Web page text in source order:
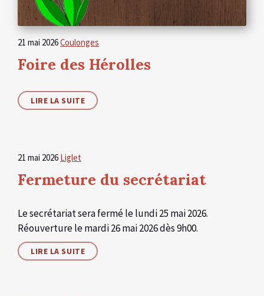
21 mai 2026Coulonges
Foire des Hérolles
LIRE LA SUITE
21 mai 2026 Liglet
Fermeture du secrétariat
Le secrétariat sera fermé le lundi 25 mai 2026.
Réouverture le mardi 26 mai 2026 dès 9h00.
LIRE LA SUITE